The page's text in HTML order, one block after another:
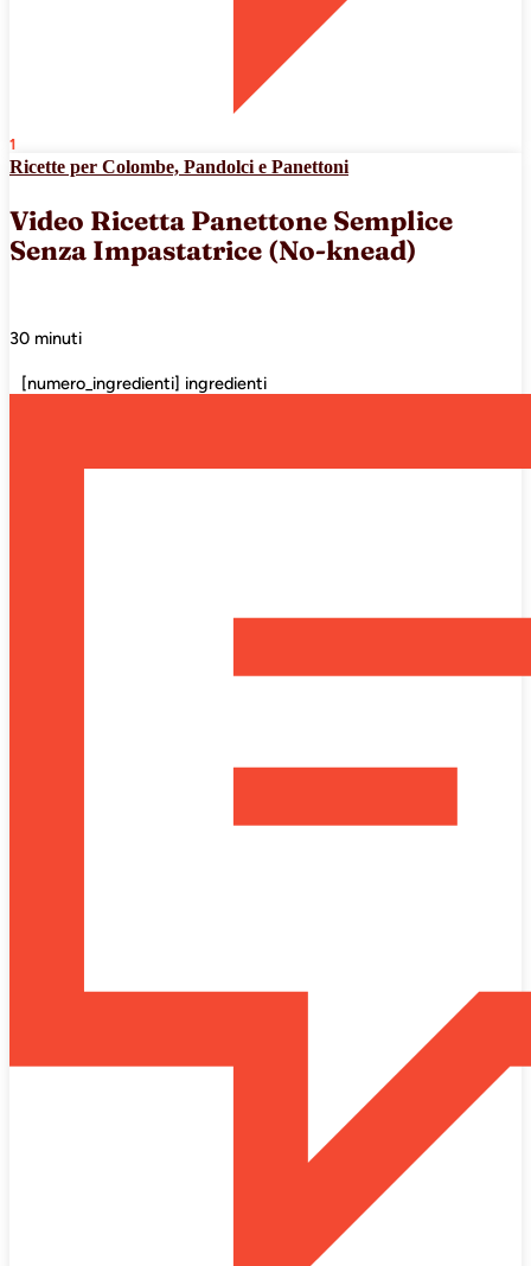
1
Ricette per Colombe, Pandolci e Panettoni
Video Ricetta Panettone Semplice
Senza Impastatrice (No-knead)
30 minuti
[numero_ingredienti] ingredienti